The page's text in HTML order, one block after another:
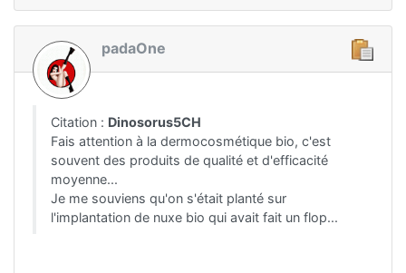
padaOne
Citation : Dinosorus5CH
Fais attention à la dermocosmétique bio, c'est
souvent des produits de qualité et d'efficacité
moyenne...
Je me souviens qu'on s'était planté sur
l'implantation de nuxe bio qui avait fait un flop...